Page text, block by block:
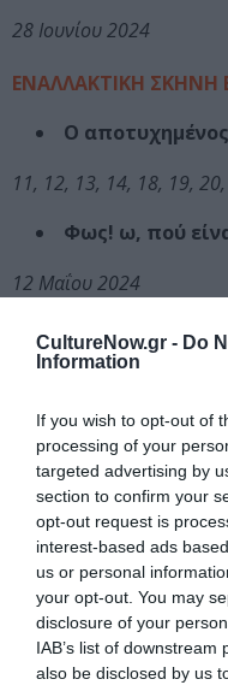
CultureNow.gr - Do
Information
If you wish to opt-out of
processing of your
targeted advertising by
section to confirm your
opt-out request is
interest-based ads
us or personal
your opt-out. You may
disclosure of your
IAB’s list of
also be disclosed by us
28 Ιουνίου 2024
ΕΝΑΛΛΑΚΤΙΚΗ ΣΚΗΝΗ
Ο
11, 12, 13, 14, 18, 19,
Φως! ω, πού
12 Μαΐου 2024
Η φωνή των
Photo Credit: Ανδρέας
Ταυτότητα
Περισσότερες
Ακολουθήστε το
μάθετε πρώτοι όλες